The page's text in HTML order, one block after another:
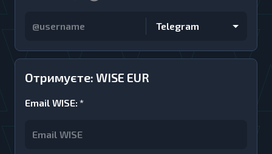
Отримуєте: WISE EUR
Email WISE: *
Telegram